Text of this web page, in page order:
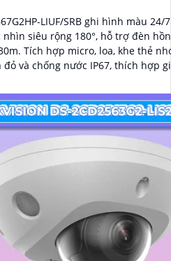
LIUF/SRB ghi hình màu 24/
nhìn siêu rộng 180°, hỗ trợ đèn
nhớ đến
đỏ và chống nước IP67, thích hợp